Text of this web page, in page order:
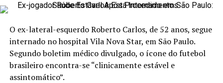
O ex-lateral-esquerdo Roberto Carlos, de 52 anos, segue
internado no hospital Vila Nova Star, em São Paulo.
Segundo boletim médico divulgado, o ícone do futebol
brasileiro encontra-se “clinicamente estável e
assintomático”.